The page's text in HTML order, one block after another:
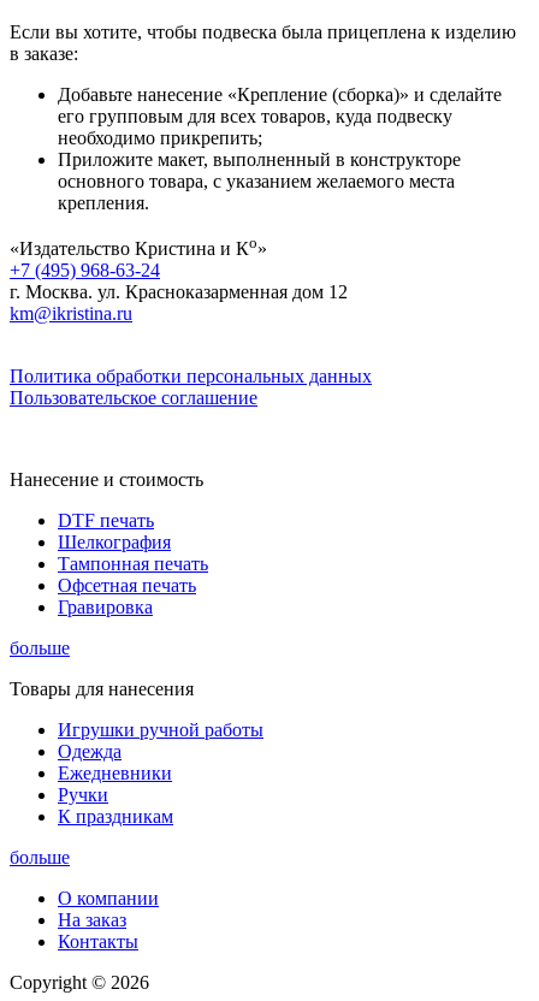
Если вы хотите, чтобы подвеска была прицеплена к изделию
в заказе:
Добавьте нанесение «Крепление (сборка)» и сделайте
его групповым для всех товаров, куда подвеску
необходимо прикрепить;
Приложите макет, выполненный в конструкторе
основного товара, с указанием желаемого места
крепления.
«Издательство Кристина и Ко»
+7 (495) 968-63-24
г. Москва. ул. Красноказарменная дом 12
km@ikristina.ru
Политика обработки персональных данных
Пользовательское соглашение
Нанесение и стоимость
DTF печать
Шелкография
Тампонная печать
Офсетная печать
Гравировка
больше
Товары для нанесения
Игрушки ручной работы
Одежда
Ежедневники
Ручки
К праздникам
больше
О компании
На заказ
Контакты
Copyright © 2026